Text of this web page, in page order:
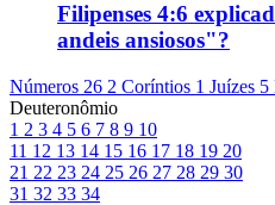
Filipenses 4:6
andeis ansiosos"?
Números 26 2 Coríntios 1 Juízes 5
Deuteronômio
1 2 3 4 5 6 7 8 9 10
11 12 13 14 15 16 17 18 19 20
21 22 23 24 25 26 27 28 29 30
31 32 33 34